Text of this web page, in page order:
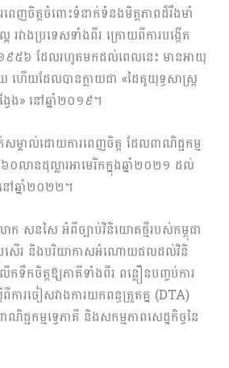
ពេញ​ចិត្តចំពោះទំនាក់ទំនងមិត្តភាពដ៏រឹងមាំ
រវាង​ប្រទេស​ទាំងពីរ ក្រោយពីការបង្កើត
១៩៥៦ ដែលរហូតមកដល់ពេលនេះ មានអាយុ
ើយដែលបានក្លាយជា «ដៃគូយុទ្ធសាស្ត្រ
ែង» នៅឆ្នាំ២០១៩។
ម្គាល់ដោយការពេញចិត្ត ដែលពាណិជ្ជកម្ម
០លានដុល្លារអាមេរិកក្នុងឆ្នាំ២០២១ ដល់
ៅឆ្នាំ​២០២២។
ក សនសៃ អំពីច្បាប់វិនិយោគថ្មីរបស់កម្ពុជា
រសើរ និងបរិយាកាសអំណោយផលដល់វិនិ
ក​ចិត្តឱ្យភាគីទាំងពីរ ពន្លឿនបញ្ចប់ការ
ការចៀសវាង​ការ​យក​ពន្ធត្រួតគ្ន (DTA)
ជ្ជកម្មទ្វេភាគី និងសកម្មភាព​សេដ្ឋ​កិច្ច​នៃ